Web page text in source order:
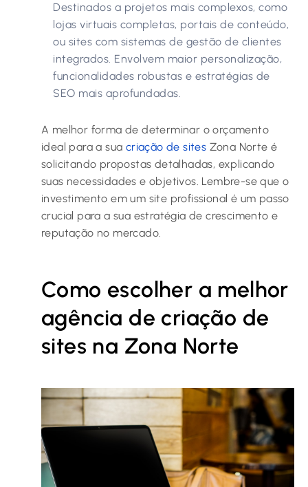
Destinados a projetos mais complexos, como
lojas virtuais completas, portais de conteúdo,
ou sites com sistemas de gestão de clientes
integrados. Envolvem maior personalização,
funcionalidades robustas e estratégias de
SEO mais aprofundadas.
A melhor forma de determinar o orçamento
ideal para a sua criação de sites Zona Norte é
solicitando propostas detalhadas, explicando
suas necessidades e objetivos. Lembre-se que o
investimento em um site profissional é um passo
crucial para a sua estratégia de crescimento e
reputação no mercado.
Como escolher a melhor
agência de criação de
sites na Zona Norte